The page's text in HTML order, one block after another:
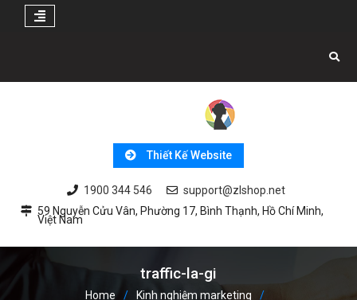
content
Thiết Kế Website
1900 344 546
support@zlshop.net
59 Nguyễn Cửu Vân, Phường 17, Bình Thạnh, Hồ Chí Minh,
Việt Nam
traffic-la-gi
Home
Kinh nghiệm marketing